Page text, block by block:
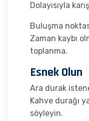
Dolayısıyla
Buluşma
Zaman kaybı
toplanma.
Esnek Olun
Ara durak
Kahve durağı
söyleyin.